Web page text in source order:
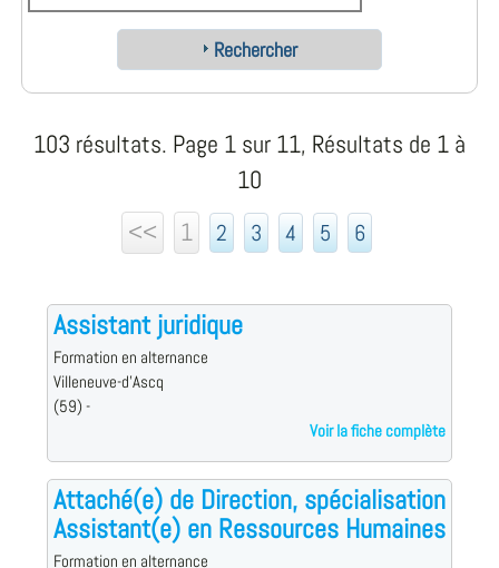
Rechercher
103 résultats. Page 1 sur 11, Résultats de 1 à
10
<<
1 2 3 4 5 6
Assistant juridique
Formation en alternance
Villeneuve-d'Ascq
(59) -
Voir la fiche complète
Attaché(e) de Direction, spécialisation
Assistant(e) en Ressources Humaines
Formation en alternance